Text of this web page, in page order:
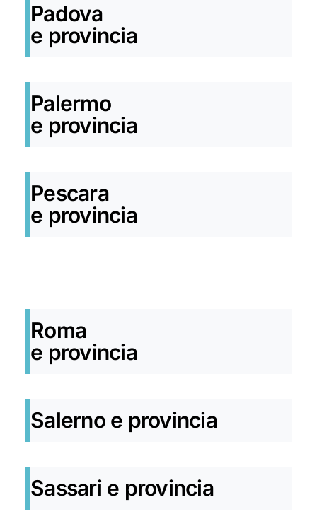
Padova
e provincia
Palermo
e provincia
Pescara
e provincia
Roma
e provincia
Salerno e provincia
Sassari e provincia